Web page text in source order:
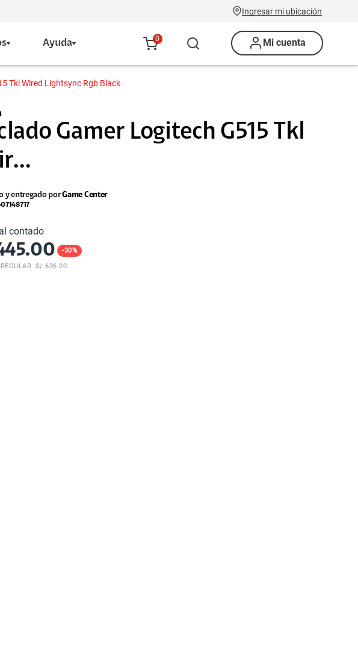
Ingresar mi ubicación
Ayuda 0 Mi cuenta
Tkl Wired Lightsync Rgb Black
Gamer Logitech G515 Tkl
y entregado porGame Center
contado
-30%
REGULAR: S/636.00